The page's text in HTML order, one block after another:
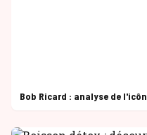
Bob Ricard : analyse de